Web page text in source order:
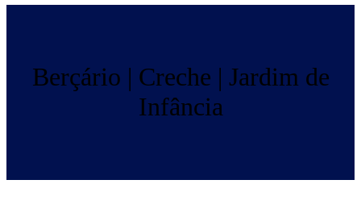
Berçário | Creche | Jardim de
Infância